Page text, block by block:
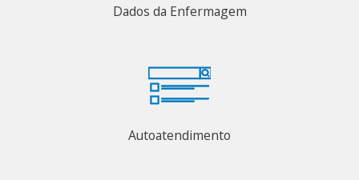
Dados da Enfermagem
Autoatendimento